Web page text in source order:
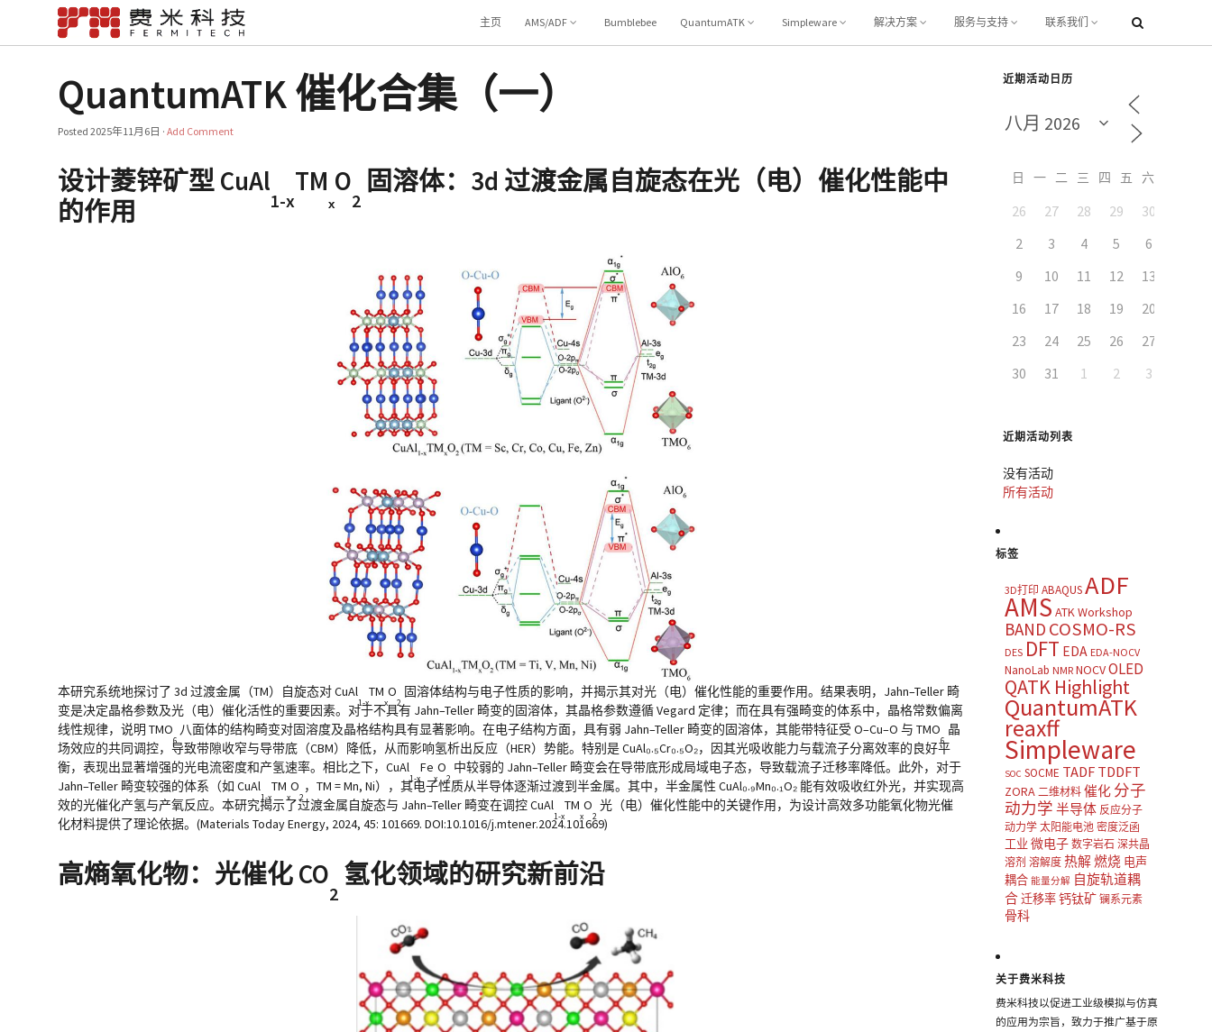
主页 AMS/ADF Bumblebee QuantumATK Simpleware 解决方案 服务与支持 联系我们
QuantumATK 催化合集（一）
Posted2025年11月6日 ·Add Comment
设计菱锌矿型 CuAl
1-x
TM
ₓ
O
2
固溶体：3d 过渡金属自旋态在光（电）催化性能中
的作用
本研究系统地探讨了 3d 过渡金属（TM）自旋态对 CuAl
1-x
TM
x
O
2
固溶体结构与电子性质的影响，并揭示其对光（电）催化性能的重要作用。结果表明，Jahn–Teller 畸
变是决定晶格参数及光（电）催化活性的重要因素。对于不具有 Jahn–Teller 畸变的固溶体，其晶格参数遵循 Vegard 定律；而在具有强畸变的体系中，晶格常数偏离
线性规律，说明 TMO
6
八面体的结构畸变对固溶度及晶格结构具有显著影响。在电子结构方面，具有弱 Jahn–Teller 畸变的固溶体，其能带特征受 O–Cu–O 与 TMO
6
晶
场效应的共同调控，导致带隙收窄与导带底（CBM）降低，从而影响氢析出反应（HER）势能。特别是 CuAl₀.₅Cr₀.₅O₂，因其光吸收能力与载流子分离效率的良好平
衡，表现出显著增强的光电流密度和产氢速率。相比之下，CuAl
1-x
Fe
x
O
2
中较弱的 Jahn–Teller 畸变会在导带底形成局域电子态，导致载流子迁移率降低。此外，对于
Jahn–Teller 畸变较强的体系（如 CuAl
1-x
TM
x
O
2
，TM = Mn, Ni），其电子性质从半导体逐渐过渡到半金属。其中，半金属性 CuAl₀.₉Mn₀.₁O₂ 能有效吸收红外光，并实现高
效的光催化产氢与产氧反应。本研究揭示了过渡金属自旋态与 Jahn–Teller 畸变在调控 CuAl
1-x
TM
x
O
2
光（电）催化性能中的关键作用，为设计高效多功能氧化物光催
化材料提供了理论依据。(Materials Today Energy, 2024, 45: 101669. DOI:10.1016/j.mtener.2024.101669)
高熵氧化物：光催化 CO
2
氢化领域的研究新前沿
近期活动日历
日 一 二 三 四 五
26 27 28 29 30
2
3 4 5 6
9
10 11 12 13
16
17 18 19 20
23
24 25 26 27
30
31 1 2 3
近期活动列表
没有活动
所有活动
标签
3D打印 ABAQUSADF
AMS ATK Workshop
BAND COSMO-RS
DES DFT EDA EDA-NOCV
NanoLab NMR NOCVOLED
QATK Highlight
QuantumATK
reaxff
Simpleware
SOC SOCME TADF TDDFT
ZORA 二维材料 催化 分子
动力学 半导体 反应分子
动力学 太阳能电池 密度泛函
工业 微电子 数字岩石 深共晶
溶剂 溶解度 热解燃烧 电声
耦合 能量分解 自旋轨道耦
合迁移率钙钛矿 镧系元素
骨科
关于费米科技
费米科技以促进工业级模拟与仿真
的应用为宗旨，致力于推广基于原